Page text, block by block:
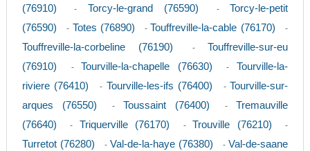
(76910)
- Torcy-le-grand (76590) - Torcy-le-petit
(76590)
- Totes (76890) - Touffreville-la-cable (76170) -
Touffreville-la-corbeline (76190) - Touffreville-sur-eu
(76910)
- Tourville-la-chapelle (76630) - Tourville-la-
riviere (76410)
- Tourville-les-ifs (76400) - Tourville-sur-
arques (76550)
- Toussaint (76400) - Tremauville
(76640)
- Triquerville (76170) - Trouville (76210) -
Turretot (76280) - Val-de-la-haye (76380) - Val-de-saane